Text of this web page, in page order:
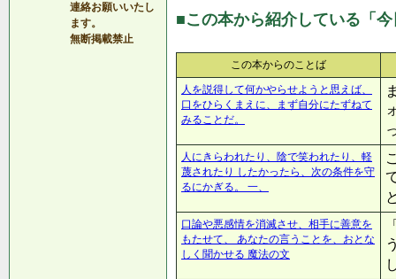
連絡お願いいたし
ます。
無断掲載禁止
■この本から紹介している「
この本からのことば
人を説得して何かやらせようと思えば、
口をひらくまえに、まず自分にたずねて
みることだ。
人にきらわれたり、陰で笑われたり、軽
蔑されたり したかったら、次の条件を守
るにかぎる。 一、
口論や悪感情を消滅させ、相手に善意を
もたせて、 あなたの言うことを、おとな
しく聞かせる 魔法の文